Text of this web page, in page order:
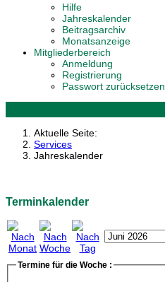
Hilfe
Jahreskalender
Beitragsarchiv
Monatsanzeige
Mitgliederbereich
Anmeldung
Registrierung
Passwort zurücksetzen
Aktuelle Seite:
Services
Jahreskalender
Terminkalender
Termine für die Woche :